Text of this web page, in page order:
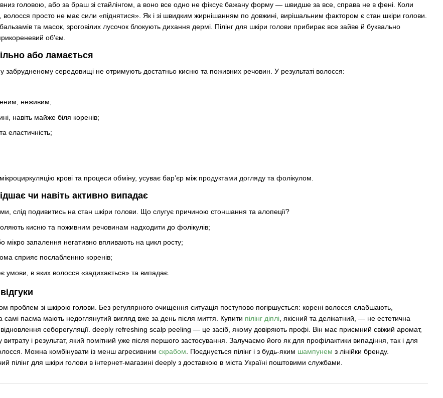
головою, або за браш зі стайлінгом, а воно все одно не фіксує бажану форму — швидше за все, справа не в фені. Коли
волосся просто не має сили «піднятися». Як і зі швидким жирнішанням по довжині, вирішальним фактором є стан шкіри голови.
та масок, зроговілих лусочок блокують дихання дермі. Пілінг для шкіри голови прибирає все зайве й буквально
обʼєм.
або ламається
забрудненому середовищі не отримують достатньо кисню та поживних речовин. У результаті волосся:
неживим;
навіть майже біля коренів;
еластичність;
крові та процеси обміну, усуває бар’єр між продуктами догляду та фолікулом.
чи навіть активно випадає
слід подивитись на стан шкіри голови. Що слугує причиною стоншання та алопеції?
кисню та поживним речовинам надходити до фолікулів;
мікро запалення негативно впливають на цикл росту;
сприяє послабленню коренів;
в яких волосся «задихається» та випадає.
проблем зі шкірою голови. Без регулярного очищення ситуація поступово погіршується: корені волосся слабшають,
самі пасма мають недоглянутий вигляд вже за день після миття. Купити пілінг діплі , якісний та делікатний, — не естетична
себорегуляції. deeply refreshing scalp peeling — це засіб, якому довіряють профі. Він має приємний свіжий аромат,
витрату і результат, який помітний уже після першого застосування. Залучаємо його як для профілактики випадіння, так і для
Можна комбінувати із менш агресивним скрабом . Поєднується пілінг і з будь-яким шампунем з лінійки бренду.
пілінг для шкіри голови в інтернет-магазині deeply з доставкою в міста Україні поштовими службами.